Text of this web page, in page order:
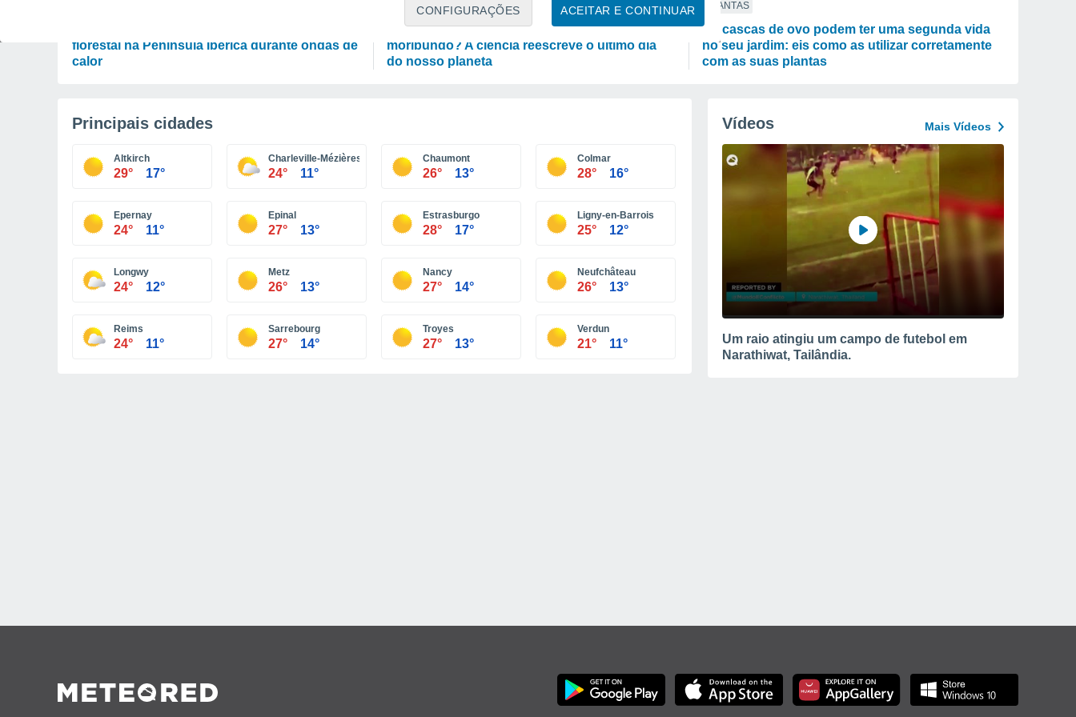
ACEITAR E CONTINUAR
CONFIGURAÇÕES
florestal na Península Ibérica durante ondas de
calor
ASTRONOMIA
Será que a Terra sobreviverá ao Sol
moribundo? A ciência reescreve o último dia
do nosso planeta
PLANTAS
As cascas de ovo podem ter uma segunda vida
no seu jardim: eis como as utilizar corretamente
com as suas plantas
Principais cidades
Altkirch
29° 17°
Charleville-Mézières
24° 11°
Chaumont
26° 13°
Colmar
28° 16°
Epernay
24° 11°
Epinal
27° 13°
Estrasburgo
28° 17°
Ligny-en-Barrois
25° 12°
Longwy
24° 12°
Metz
26° 13°
Nancy
27° 14°
Neufchâteau
26° 13°
Reims
24° 11°
Sarrebourg
27° 14°
Troyes
27° 13°
Verdun
21° 11°
Vídeos Mais Vídeos
Um raio atingiu um campo de futebol em
Narathiwat, Tailândia.